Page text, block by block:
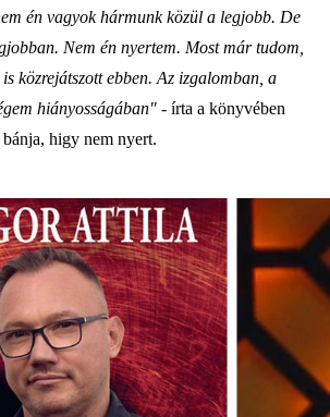
én vagyok hármunk közül a legjobb. De
Nem én nyertem. Most már tudom,
közrejátszott ebben. Az izgalomban, a
hiányosságában" - írta a könyvében
higy nem nyert.